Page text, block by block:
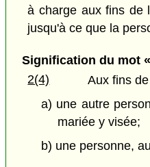
à charge aux fins de
jusqu'à ce que la
Signification du mot
2(4)
Aux fins
a) une autre
mariée y visée;
b) une personne,